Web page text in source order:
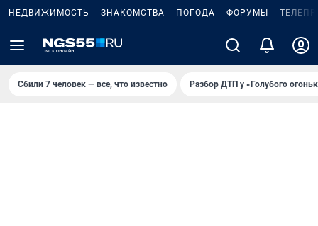
НЕДВИЖИМОСТЬ ЗНАКОМСТВА ПОГОДА ФОРУМЫ
Сбили 7 человек — все, что известно Разбор ДТП у «Голубого